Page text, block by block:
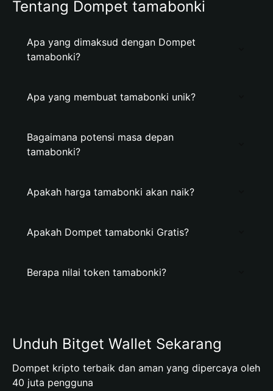
Tentang Dompet tamabonki
Apa yang dimaksud dengan Dompet
tamabonki?
Apa yang membuat tamabonki unik?
Bagaimana potensi masa depan
tamabonki?
Apakah harga tamabonki akan naik?
Apakah Dompet tamabonki Gratis?
Berapa nilai token tamabonki?
Unduh Bitget Wallet Sekarang
Dompet kripto terbaik dan aman yang dipercaya oleh
40 juta pengguna